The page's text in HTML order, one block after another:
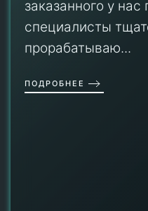
заказанного у
специалисты
прорабатываю...
ПОДРОБНЕЕ